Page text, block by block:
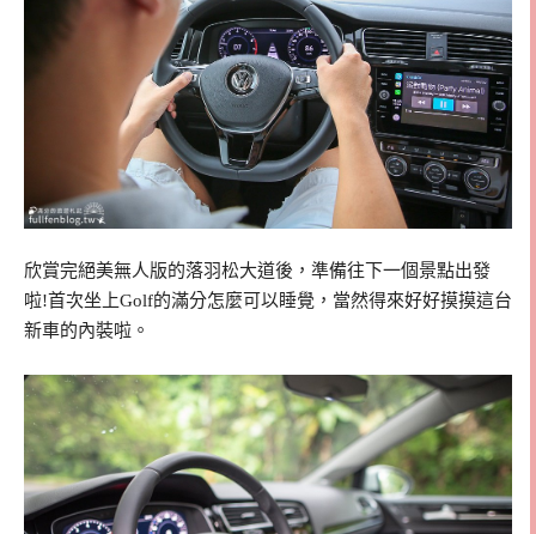
欣賞完絕美無人版的落羽松大道後，準備往下一個景點出發
啦!首次坐上Golf的滿分怎麼可以睡覺，當然得來好好摸摸這台
新車的內裝啦。